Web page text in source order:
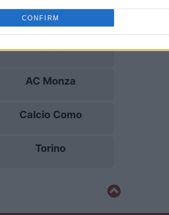
CONFIRM
Udinese
Torino
AC Monza
Calcio Como
Torino